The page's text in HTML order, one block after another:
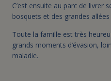
C’est ensuite au parc de livrer
bosquets et des grandes
Toute la famille est très
grands moments d’évasion,
maladie.